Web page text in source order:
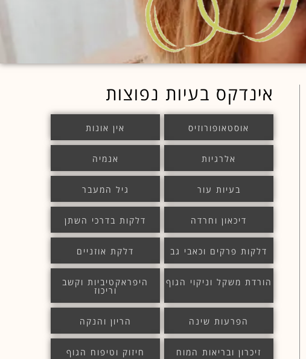
אינדקס בעיות נפוצות
אוסטאופורוזיס אין אונות
אלרגיות אנמיה
בעיות עור גיל המעבר
דיכאון וחרדה דלקות בדרכי השתן
דלקות פרקים וכאבי גב דלקת אוזניים
הורדת משקל וניקוי הגוף היפראקטיביות וקשב
וריכוז
הפרעות שינה הריון והנקה
זיכרון ובריאות המוח חיזוק וטיפוח הגוף